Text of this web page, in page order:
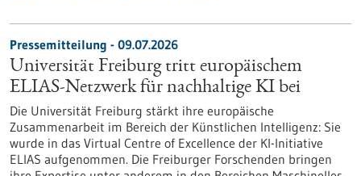
Pressemitteilung - 09.07.2026
Universität Freiburg tritt europäischem
ELIAS-Netzwerk für nachhaltige KI bei
Die Universität Freiburg stärkt ihre europäische
Zusammenarbeit im Bereich der Künstlichen Intelligenz: Sie
wurde in das Virtual Centre of Excellence der KI-Initiative
ELIAS aufgenommen. Die Freiburger Forschenden bringen